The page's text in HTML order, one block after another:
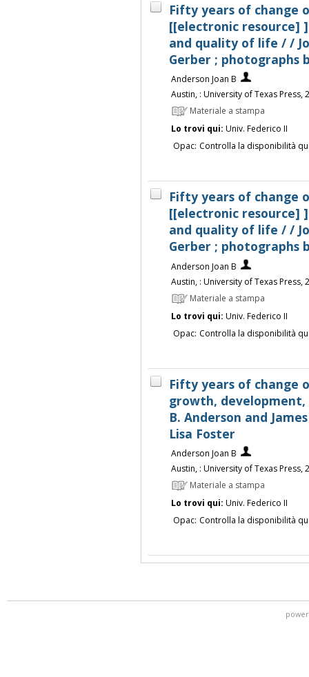
Fifty years of change
[[electronic resource]
and quality of life / /
Gerber ; photographs
Anderson Joan B
Austin, : University of Texas Press,
Materiale a stampa
Lo trovi qui: Univ. Federico II
Opac: Controlla la disponibilità
Fifty years of change
[[electronic resource]
and quality of life / /
Gerber ; photographs
Anderson Joan B
Austin, : University of Texas Press,
Materiale a stampa
Lo trovi qui: Univ. Federico II
Opac: Controlla la disponibilità
Fifty years of change
growth,
B. Anderson and
Lisa Foster
Anderson Joan B
Austin, : University of Texas Press,
Materiale a stampa
Lo trovi qui: Univ. Federico II
Opac: Controlla la disponibilità